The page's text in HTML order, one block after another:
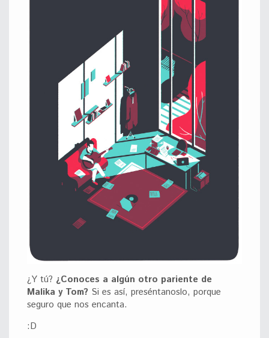
¿Y tú? ¿Conoces a algún otro pariente de
Malika y Tom? Si es así, preséntanoslo, porque
seguro que nos encanta.
:D